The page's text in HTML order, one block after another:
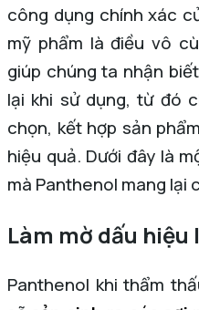
công dụng chính xác
mỹ phẩm là điều vô
giúp chúng ta nhận
lại khi sử dụng, từ đó
chọn, kết hợp sản
hiệu quả. Dưới đây là
mà Panthenol mang lại
Làm mờ dấu hiệu
Panthenol khi thẩm